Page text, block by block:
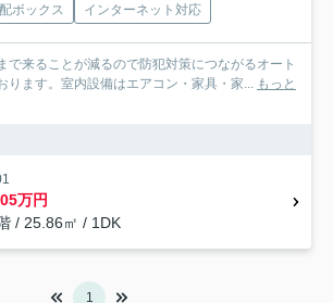
ボックス インターネット対応
で来ることが減るので防犯対策につながるオート
ります。室内設備はエアコン・家具・家... もっと
万円
/ 25.86㎡ / 1DK
1